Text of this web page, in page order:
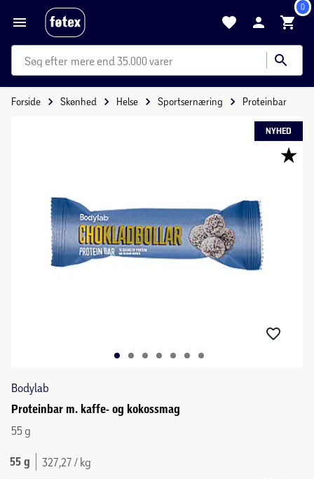
0
mere end 35.000 varer
Forside Skønhed Helse Sportsernæring Proteinbar
NYHED
Bodylab
Proteinbar m. kaffe- og kokossmag
55 g
55 g 327,27 / kg